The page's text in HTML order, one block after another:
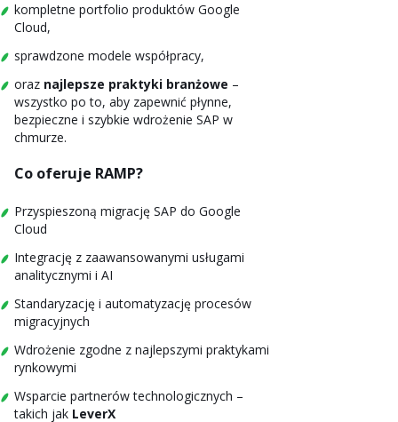
kompletne portfolio produktów Google
Cloud,
sprawdzone modele współpracy,
oraz najlepsze praktyki branżowe –
wszystko po to, aby zapewnić płynne,
bezpieczne i szybkie wdrożenie SAP w
chmurze.
Co oferuje RAMP?
Przyspieszoną migrację SAP do Google
Cloud
Integrację z zaawansowanymi usługami
analitycznymi i AI
Standaryzację i automatyzację procesów
migracyjnych
Wdrożenie zgodne z najlepszymi praktykami
rynkowymi
Wsparcie partnerów technologicznych –
takich jak LeverX